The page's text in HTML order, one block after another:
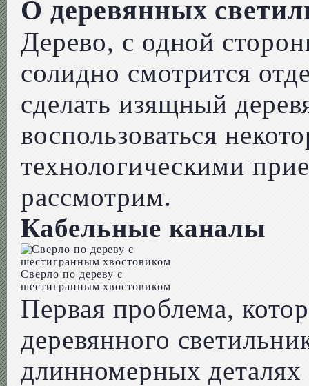
О деревянных
Дерево, с одной
солидно смотрится
сделать изящный
воспользоваться
технологическими
рассмотрим.
Кабельные каналы
Сверло по дереву с
шестигранным хвостовиком
Первая проблема,
деревянного
длинномерных